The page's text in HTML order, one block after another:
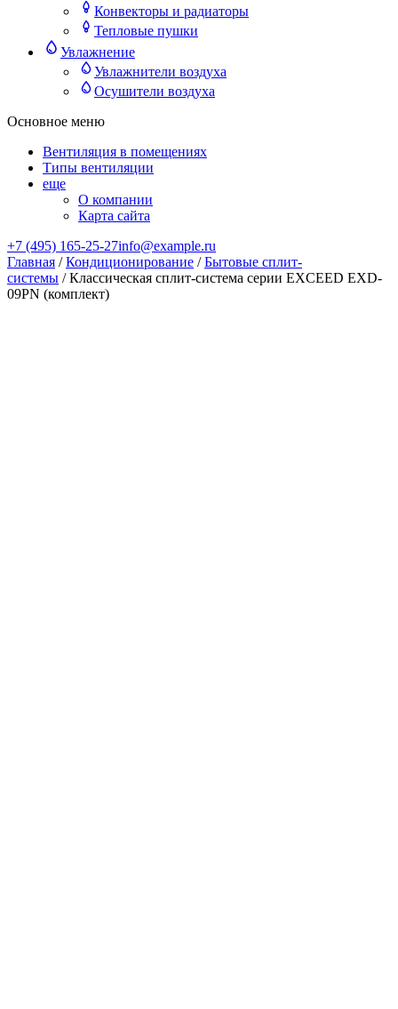
Конвекторы и радиаторы
Тепловые пушки
Увлажнение
Увлажнители воздуха
Осушители воздуха
Основное меню
Вентиляция в помещениях
Типы вентиляции
еще
О компании
Карта сайта
+7 (495) 165-25-27info@example.ru
Главная /Кондиционирование /Бытовые сплит-
системы / Классическая сплит-система серии EXCEED EXD-
09PN (комплект)